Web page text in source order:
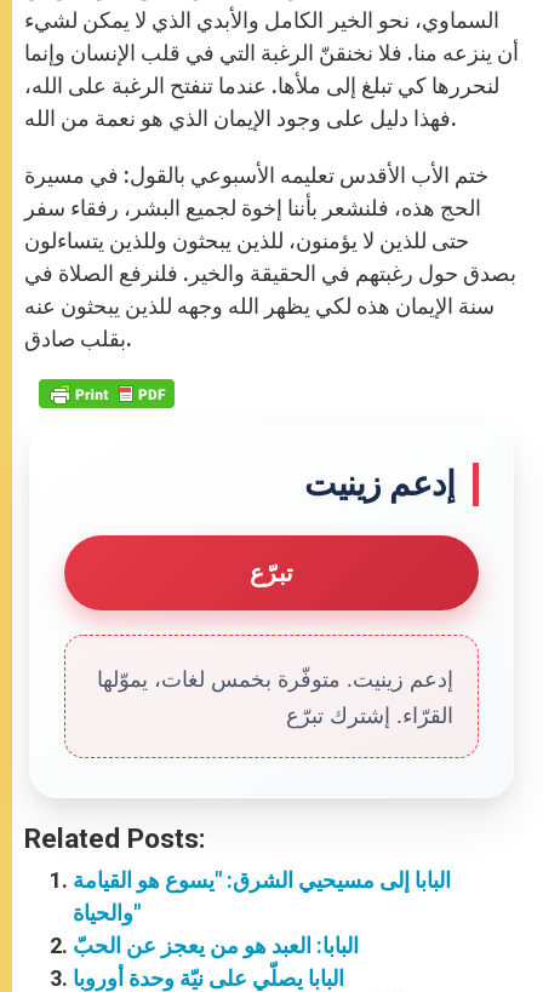
السماوي، نحو الخير الكامل والأبدي الذي لا يمكن لشيء
أن ينزعه منا. فلا نخنقنّ الرغبة التي في قلب الإنسان وإنما
لنحررها كي تبلغ إلى ملأها. عندما تنفتح الرغبة على الله،
فهذا دليل على وجود الإيمان الذي هو نعمة من الله.
ختم الأب الأقدس تعليمه الأسبوعي بالقول: في مسيرة
الحج هذه، فلنشعر بأننا إخوة لجميع البشر، رفقاء سفر
حتى للذين لا يؤمنون، للذين يبحثون وللذين يتساءلون
بصدق حول رغبتهم في الحقيقة والخير. فلنرفع الصلاة في
سنة الإيمان هذه لكي يظهر الله وجهه للذين يبحثون عنه
بقلب صادق.
إدعم زينيت
تبرّع
إدعم زينيت. متوفّرة بخمس لغات، يموّلها
القرّاء. إشترك تبرّع
Related Posts:
البابا إلى مسيحيي الشرق: "يسوع هو القيامة
والحياة"
البابا: العبد هو من يعجز عن الحبّ
البابا يصلّي على نيّة وحدة أوروبا